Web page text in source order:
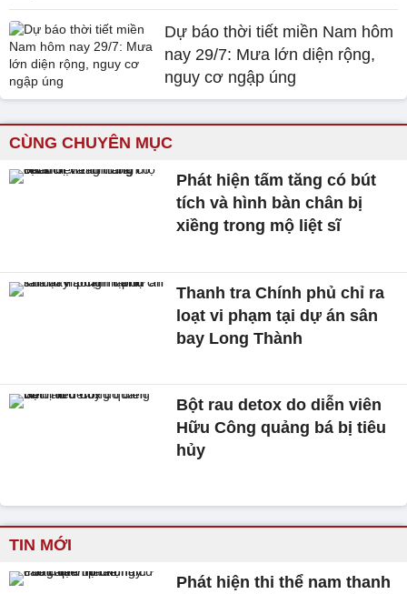
Dự báo thời tiết miền Nam hôm
nay 29/7: Mưa lớn diện rộng,
nguy cơ ngập úng
CÙNG CHUYÊN MỤC
Phát hiện tấm tăng có bút
tích và hình bàn chân bị
xiềng trong mộ liệt sĩ
Thanh tra Chính phủ chỉ ra
loạt vi phạm tại dự án sân
bay Long Thành
Bột rau detox do diễn viên
Hữu Công quảng bá bị tiêu
hủy
TIN MỚI
Phát hiện thi thể nam thanh